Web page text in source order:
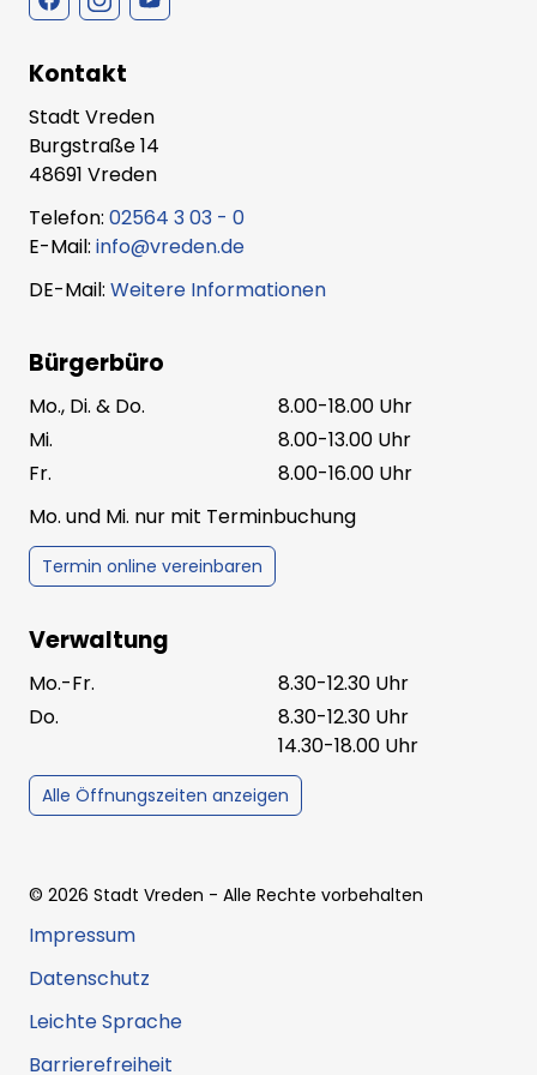
Kontakt
Stadt Vreden
Burgstraße 14
48691 Vreden
Telefon: 02564 3 03 - 0
E-Mail: info@vreden.de
DE-Mail: Weitere Informationen
Bürgerbüro
Mo., Di. & Do.
8.00-18.00 Uhr
Mi.
8.00-13.00 Uhr
Fr.
8.00-16.00 Uhr
Mo. und Mi. nur mit Terminbuchung
Termin online vereinbaren
Verwaltung
Mo.-Fr.
8.30-12.30 Uhr
Do.
8.30-12.30 Uhr
14.30-18.00 Uhr
Alle Öffnungszeiten anzeigen
© 2026 Stadt Vreden - Alle Rechte vorbehalten
Impressum
Datenschutz
Leichte Sprache
Barrierefreiheit